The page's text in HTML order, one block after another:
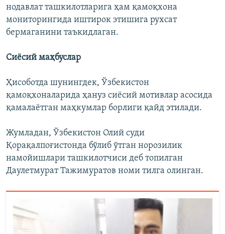
нодавлат ташкилотларига ҳам қамоқхона
мониторингида иштирок этишига рухсат
бермаганини таъкидлаган.
Сиёсий маҳбуслар
Ҳисоботда шунингдек, Ўзбекистон
қамоқхоналарида ҳануз сиёсий мотивлар асосида
қамалаётган маҳкумлар борлиги қайд этилади.
Жумладан, Ўзбекистон Олий суди
Қорақалпоғистонда бўлиб ўтган норозилик
намойишлари ташкилотчиси деб топилган
Даулетмурат Тажимуратов номи тилга олинган.